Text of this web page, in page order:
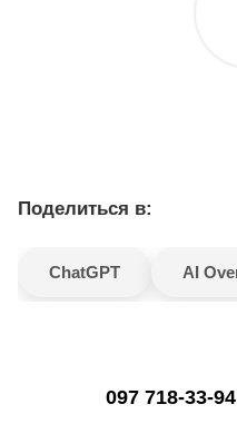
Поделиться в:
ChatGPT AI
097 718-33-94